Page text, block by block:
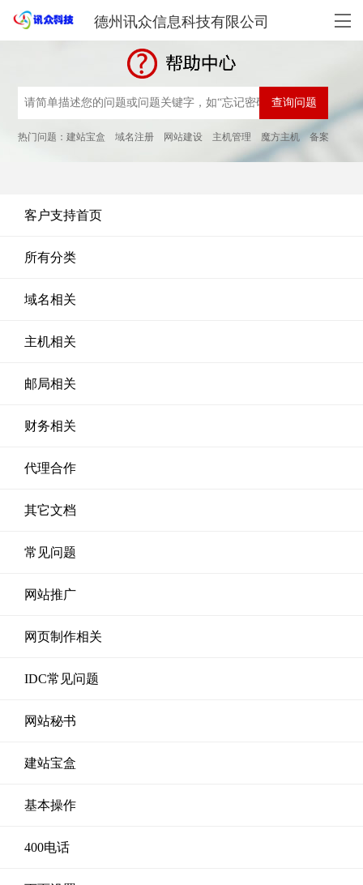
德州讯众信息科技有限公司
热门问题：建站宝盒 域名注册 网站建设 主机管理 魔方主机 备案
客户支持首页
所有分类
域名相关
主机相关
邮局相关
财务相关
代理合作
其它文档
常见问题
网站推广
网页制作相关
IDC常见问题
网站秘书
建站宝盒
基本操作
400电话